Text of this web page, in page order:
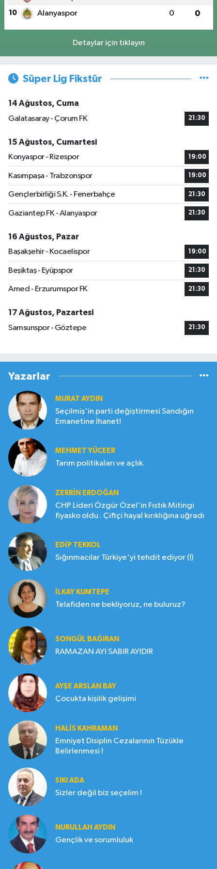
10 Alanyaspor 0 0
Detaylar için tıklayın
Süper Lig Fikstür
14 Ağustos, Cuma
Galatasaray - Çorum FK
21:30
15 Ağustos, Cumartesi
Konyaspor - Rizespor
19:00
Kasımpaşa - Trabzonspor 19:00
Gençlerbirliği S.K. - Fenerbahçe 21:30
Gaziantep FK - Alanyaspor 21:30
16 Ağustos, Pazar
Başakşehir - Kocaelispor
19:00
Beşiktaş - Eyüpspor 21:30
Amed - Erzurumspor FK 21:30
17 Ağustos, Pazartesi
Samsunspor - Göztepe
21:30
Yazarlar
MURAT AYDIN
Seçilmiş'in parti değiştirmesi Sandığın
Emanetine İhanet!
MEHMET YÜCEER
Tarım politikaları ve açlık.
ZERRIN ERDOĞAN
CHP Lideri Özgür Özel'in Fıstık Mitingi
fiyasko oldu . Çiftçi hayal kırıklığına uğradı
EDIP TEKKOL
Sığınmacılar Türkiye'yi tehdit ediyor (!)
İLKAY KUMTEPE
Telafiden ne bekliyoruz, ne buluruz?
SONGÜL BAĞIRAN
RAMAZAN AYI SABIR AYIDIR
AYŞE ARSLAN BAY
Çocukta kişilik gelişimi
HALIS KAHRAMAN
Emniyet Disiplin Cezalarının Tüzükle
Belirlenmesi !
SIKI ADA
Sizler değil biz seçelim !
NURULLAH AYDIN
Gençlik ve sorumluluk